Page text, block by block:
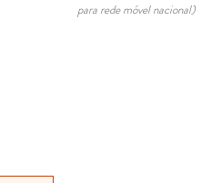
para rede móvel nacional)